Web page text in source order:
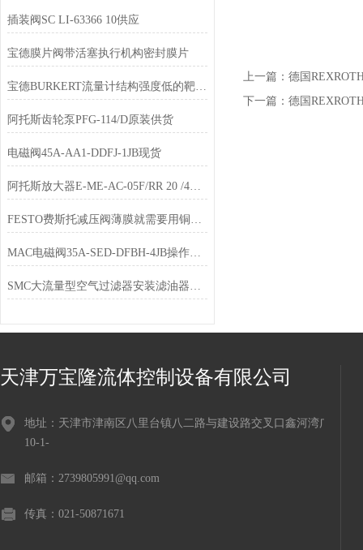
插装阀SC LI-63366 10供应
宝德膜片阀带活塞执行机构密封膜片
宝德BURKERT流量计结构强度低的靶式、涡轮
阿托斯齿轮泵PFG-114/D原装供货
电磁阀45A-AA1-DDFJ-1JB现货
阿托斯放大器E-ME-AC-05F/RR 20 /4总经销
FESTO费斯托减压阀薄膜就需要用铜或不锈钢制造
MAC电磁阀35A-SED-DFBH-4JB操作使用
SMC大流量型空气过滤器安装滤油器注意事项
上一篇： 德国
下一篇： 德国
天津万宝隆流体控制设备有限公司
地址：天津市津南区八里台镇八二路与建设路交叉口鑫河湾广场
10-1-
邮箱：2739805991@qq.com
传真：021-50871671